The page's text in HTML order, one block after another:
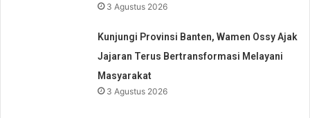
3 Agustus 2026
Kunjungi Provinsi Banten, Wamen Ossy Ajak
Jajaran Terus Bertransformasi Melayani
Masyarakat
3 Agustus 2026